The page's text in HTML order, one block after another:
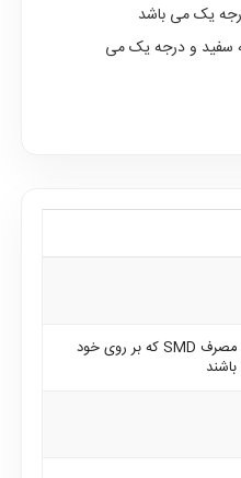
یک می باشد
سفید و درجه یک می
لامپ های فوق کم مصرف SMD که بر روی خود